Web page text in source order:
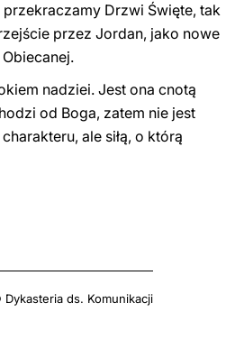
Drzwi Święte, tak
przez Jordan, jako nowe
nadziei. Jest ona cnotą
od Boga, zatem nie jest
ale siłą, o którą
ds. Komunikacji